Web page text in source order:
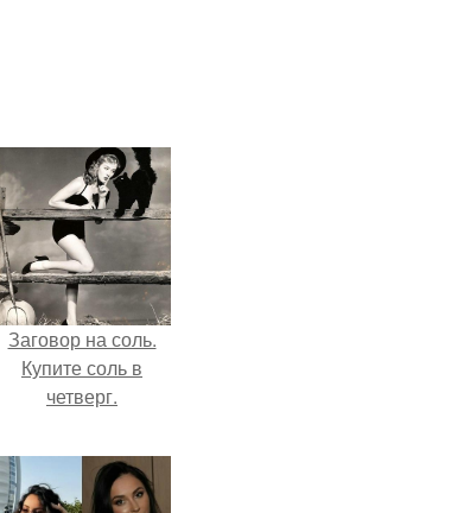
Заговор на соль.
Купите соль в
четверг.